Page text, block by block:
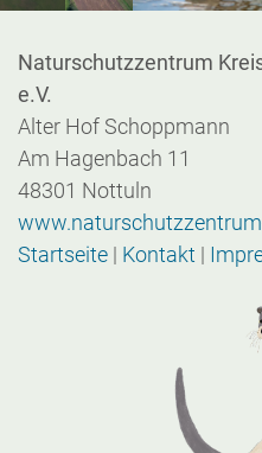
Naturschutzzentrum
e.V.
Alter Hof Schoppmann
Am Hagenbach 11
48301 Nottuln
Startseite | Kontakt |